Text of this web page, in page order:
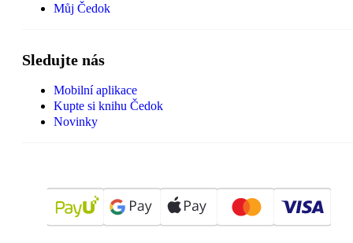
Můj Čedok
Sledujte nás
Mobilní aplikace
Kupte si knihu Čedok
Novinky